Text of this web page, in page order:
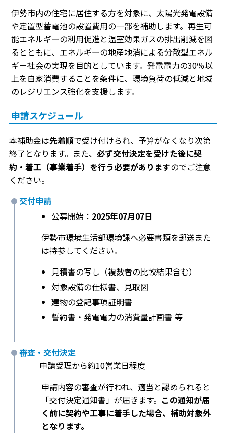
伊勢市内の住宅に居住する方を対象に、太陽光発電設備
や定置型蓄電池の設置費用の一部を補助します。再生可
能エネルギーの利用促進と温室効果ガスの排出削減を図
るとともに、エネルギーの地産地消による分散型エネル
ギー社会の実現を目的としています。発電電力の30％以
上を自家消費することを条件に、環境負荷の低減と地域
のレジリエンス強化を支援します。
申請スケジュール
本補助金は先着順で受け付けられ、予算がなくなり次第
終了となります。また、 必ず交付決定を受けた後に契
約・着工（事業着手）を行う必要がありますのでご注意
ください。
交付申請
公募開始： 2025年07月07日
伊勢市環境生活部環境課へ必要書類を郵送また
は持参してください。
見積書の写し（複数者の比較結果含む）
対象設備の仕様書、見取図
建物の登記事項証明書
誓約書・発電電力の消費量計画書 等
審査・交付決定
申請受理から約10営業日程度
申請内容の審査が行われ、適当と認められると
「交付決定通知書」が届きます。 この通知が届
く前に契約や工事に着手した場合、補助対象外
となります。